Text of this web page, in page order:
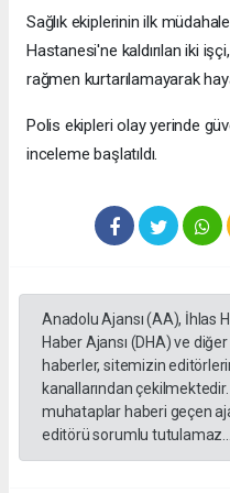
Sağlık ekiplerinin ilk
Hastanesi'ne kaldırılan iki
rağmen kurtarılamayarak
Polis ekipleri olay yerinde
inceleme başlatıldı.
Anadolu Ajansı (AA), İhlas
Haber Ajansı (DHA) ve
haberler, sitemizin
kanallarından
muhataplar haberi geçen
editörü sorumlu tutulamaz...